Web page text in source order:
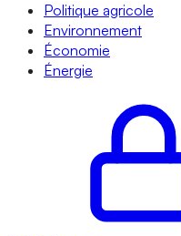
Politique agricole
Environnement
Économie
Énergie